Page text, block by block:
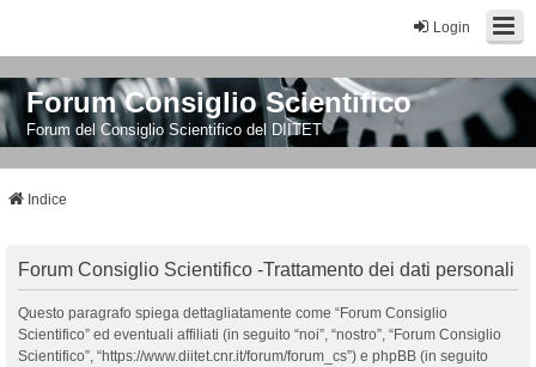
Login
Forum Consiglio Scientifico
Forum del Consiglio Scientifico del DIITET
Indice
Forum Consiglio Scientifico -Trattamento dei dati personali
Questo paragrafo spiega dettagliatamente come “Forum Consiglio
Scientifico” ed eventuali affiliati (in seguito “noi”, “nostro”, “Forum Consiglio
Scientifico”, “https://www.diitet.cnr.it/forum/forum_cs”) e phpBB (in seguito